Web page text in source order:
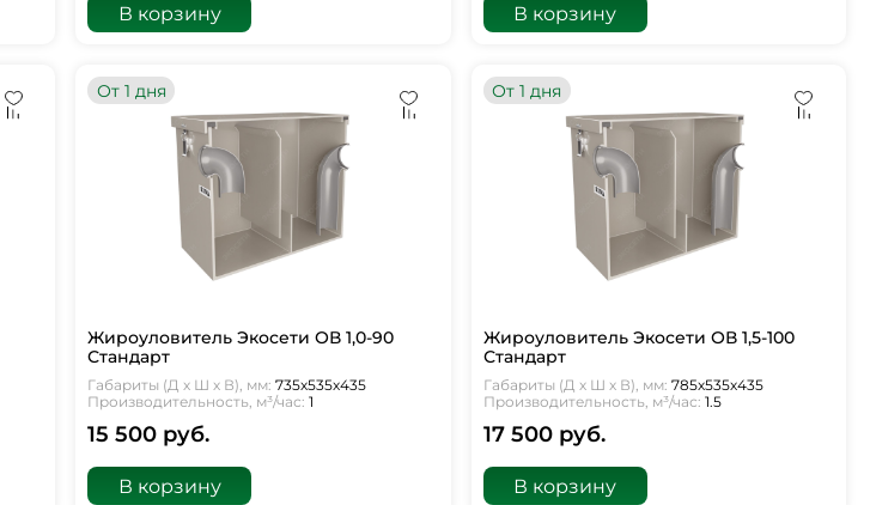
В корзину В корзину
От 1 дня
Жироуловитель Экосети ОВ 1,0-90
Стандарт
Габариты (Д х Ш х В), мм: 735х535х435
Производительность, м³/час: 1
15 500 руб.
В корзину
От 1 дня
Жироуловитель Экосети ОВ 1,5-100
Стандарт
Габариты (Д х Ш х В), мм: 785х535х435
Производительность, м³/час: 1.5
17 500 руб.
В корзину